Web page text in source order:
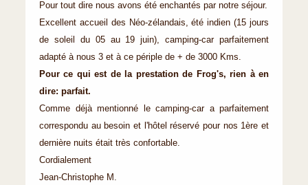
Pour tout dire nous avons été enchantés par notre séjour.
Excellent accueil des Néo-zélandais, été indien (15 jours
de soleil du 05 au 19 juin), camping-car parfaitement
adapté à nous 3 et à ce périple de + de 3000 Kms.
Pour ce qui est de la prestation de Frog's, rien à en
dire: parfait.
Comme déjà mentionné le camping-car a parfaitement
correspondu au besoin et l'hôtel réservé pour nos 1ère et
dernière nuits était très confortable.
Cordialement
Jean-Christophe M.